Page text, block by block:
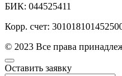
БИК: 044525411
Корр. счет:
© 2023 Все права
Оставить заявку